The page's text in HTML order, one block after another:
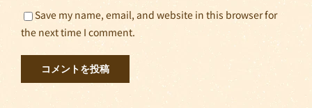
Save my name, email, and website in this browser for
the next time I comment.